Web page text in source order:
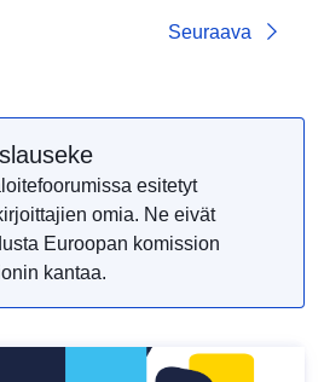
Seuraava
esitetyt
omia. Ne eivät
Euroopan komission
kantaa.